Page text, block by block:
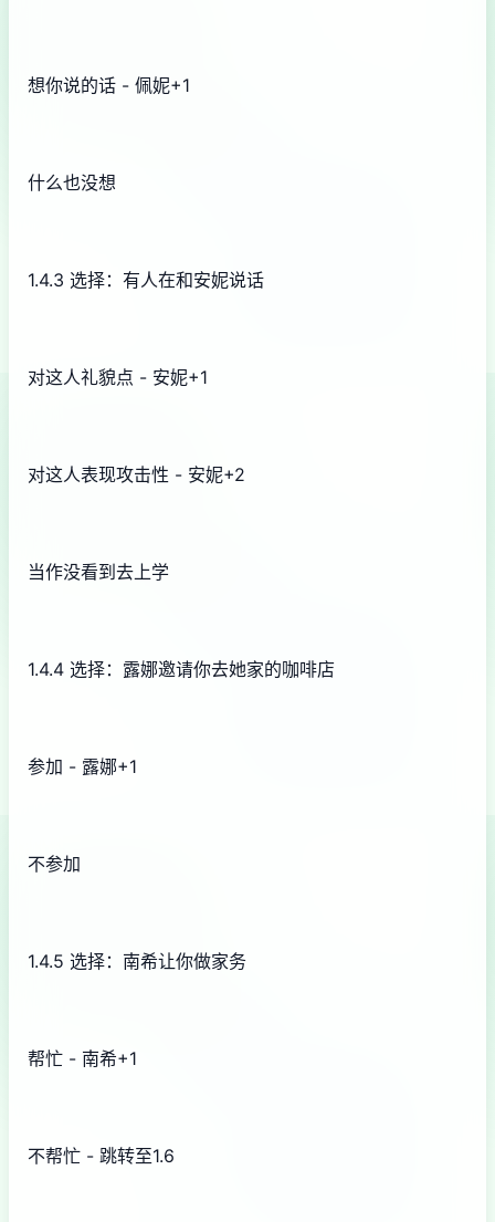
想你说的话 - 佩妮+1
什么也没想
1.4.3 选择：有人在和安妮说话
对这人礼貌点 - 安妮+1
对这人表现攻击性 - 安妮+2
当作没看到去上学
1.4.4 选择：露娜邀请你去她家的咖啡店
参加 - 露娜+1
不参加
1.4.5 选择：南希让你做家务
帮忙 - 南希+1
不帮忙 - 跳转至1.6